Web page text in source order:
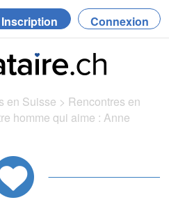
Inscription Connexion
en Suisse > Rencontres en
homme qui aime : Anne